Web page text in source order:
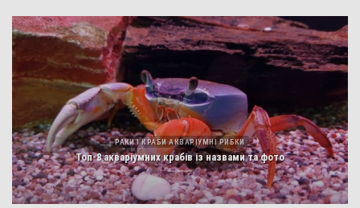
РАКИ І КРАБИ АКВАРІУМНІ РИБКИ
Топ-8 акваріумних крабів із назвами та фото